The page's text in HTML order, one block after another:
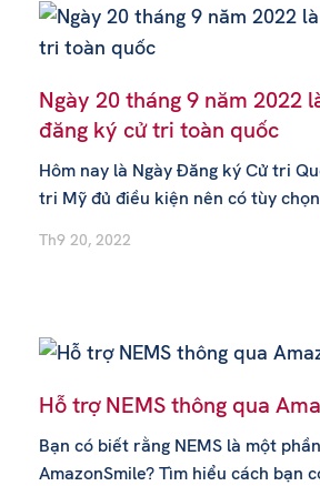
Ngày 20 tháng 9 năm 2022
đăng ký cử tri toàn quốc
Hôm nay là Ngày Đăng ký Cử tri
tri Mỹ đủ điều kiện nên có tùy
Th9 20, 2022
Hỗ trợ NEMS thông qua
Bạn có biết rằng NEMS là một
AmazonSmile? Tìm hiểu cách bạn